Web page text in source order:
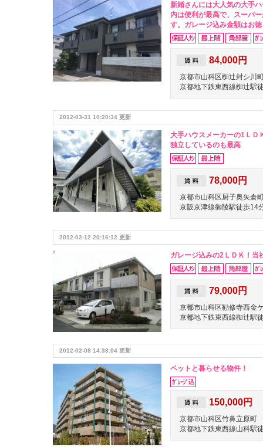
新婚さんには大人気の大手
内は便利が最高で、スーパ
す。ガレージ込み金額はお
84,000円
京都市山科区椥辻封シ川
京都地下鉄東西線椥辻駅
2012-03-31 10:20:34 更新
大手ハウスメーカーの1ＬＤ
独立しているのも最高
78,000円
京都市山科区厨子奥矢倉
京阪京津線御陵駅徒歩14
2012-02-12 20:16:12 更新
ガレージ込みの2ＬＤＫ！当
79,000円
京都市山科区勧修寺西金
京都地下鉄東西線椥辻駅
2012-02-08 14:38:04 更新
ペットと暮らせる物件！
150,000円
京都市山科区竹鼻立原町
京都地下鉄東西線山科駅